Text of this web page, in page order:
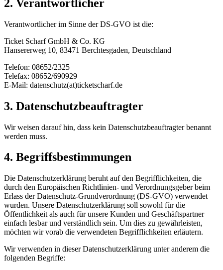
2. Verantwortlicher
Verantwortlicher im Sinne der DS-GVO ist die:
Ticket Scharf GmbH & Co. KG
Hansererweg 10, 83471 Berchtesgaden, Deutschland
Telefon: 08652/2325
Telefax: 08652/690929
E-Mail: datenschutz(at)ticketscharf.de
3. Datenschutzbeauftragter
Wir weisen darauf hin, dass kein Datenschutzbeauftragter benannt
werden muss.
4. Begriffsbestimmungen
Die Datenschutzerklärung beruht auf den Begrifflichkeiten, die
durch den Europäischen Richtlinien- und Verordnungsgeber beim
Erlass der Datenschutz-Grundverordnung (DS-GVO) verwendet
wurden. Unsere Datenschutzerklärung soll sowohl für die
Öffentlichkeit als auch für unsere Kunden und Geschäftspartner
einfach lesbar und verständlich sein. Um dies zu gewährleisten,
möchten wir vorab die verwendeten Begrifflichkeiten erläutern.
Wir verwenden in dieser Datenschutzerklärung unter anderem die
folgenden Begriffe: